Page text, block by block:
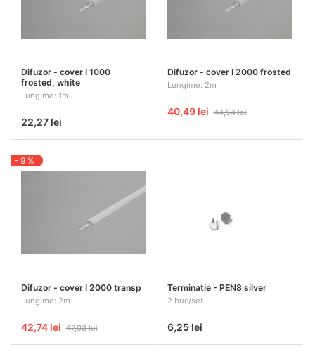
Difuzor - cover I 1000
frosted, white
Lungime: 1m
22,27 lei
Difuzor - cover I 2000 frosted
Lungime: 2m
40,49 lei 44,54 lei
- 9 %
Difuzor - cover I 2000 transp
Lungime: 2m
42,74 lei 47,03 lei
Terminatie - PEN8 silver
2 buc/set
6,25 lei